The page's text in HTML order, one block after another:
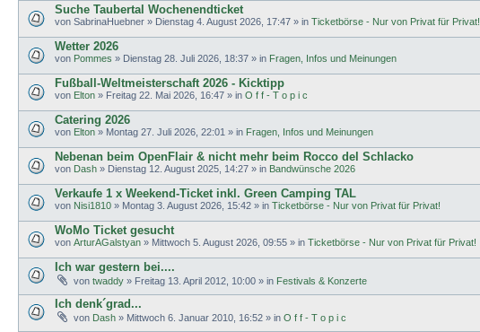
Suche Taubertal Wochenendticket
von SabrinaHuebner » Dienstag 4. August 2026, 17:47 » in Ticketbörse - Nur von Privat für Privat!
Wetter 2026
von Pommes » Dienstag 28. Juli 2026, 18:37 » in Fragen, Infos und Meinungen
Fußball-Weltmeisterschaft 2026 - Kicktipp
von Elton » Freitag 22. Mai 2026, 16:47 » in O f f - T o p i c
Catering 2026
von Elton » Montag 27. Juli 2026, 22:01 » in Fragen, Infos und Meinungen
Nebenan beim OpenFlair & nicht mehr beim Rocco del Schlacko
von Dash » Dienstag 12. August 2025, 14:27 » in Bandwünsche 2026
Verkaufe 1 x Weekend-Ticket inkl. Green Camping TAL
von Nisi1810 » Montag 3. August 2026, 15:42 » in Ticketbörse - Nur von Privat für Privat!
WoMo Ticket gesucht
von ArturAGalstyan » Mittwoch 5. August 2026, 09:55 » in Ticketbörse - Nur von Privat für Privat!
Ich war gestern bei....
von twaddy » Freitag 13. April 2012, 10:00 » in Festivals & Konzerte
Ich denk´grad...
von Dash » Mittwoch 6. Januar 2010, 16:52 » in O f f - T o p i c